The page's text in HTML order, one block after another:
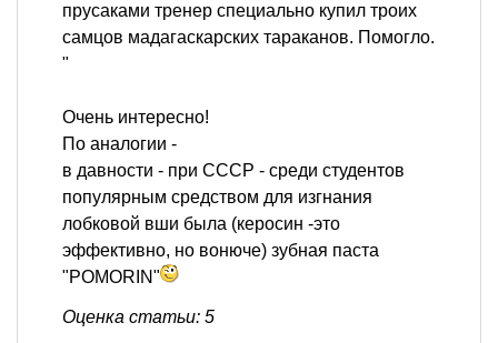
прусаками тренер специально купил троих
самцов мадагаскарских тараканов. Помогло.
"
Очень интересно!
По аналогии -
в давности - при СССР - среди студентов
популярным средством для изгнания
лобковой вши была (керосин -это
эффективно, но вонюче) зубная паста
"POMORIN"
Оценка статьи: 5